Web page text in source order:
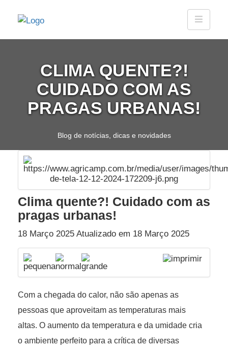
CLIMA QUENTE?!
CUIDADO COM AS
PRAGAS URBANAS!
Blog de notícias, dicas e novidades
Clima quente?! Cuidado com as
pragas urbanas!
18 Março 2025 Atualizado em 18 Março 2025
Com a chegada do calor, não são apenas as
pessoas que aproveitam as temperaturas mais
altas. O aumento da temperatura e da umidade cria
o ambiente perfeito para a crítica de diversas